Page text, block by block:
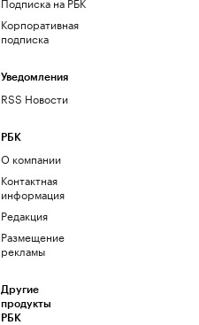
Корпоративная
подписка
Уведомления
RSS Новости
РБК
О компании
Контактная
информация
Редакция
Размещение
рекламы
Другие
продукты
РБК